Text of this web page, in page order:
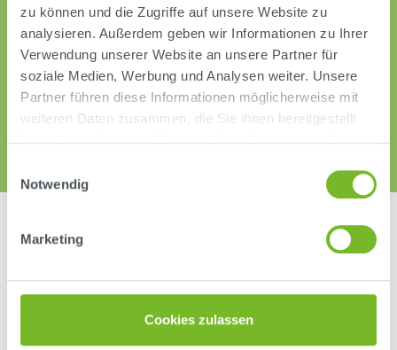
zu können und die Zugriffe auf unsere Website zu
analysieren. Außerdem geben wir Informationen zu Ihrer
Verwendung unserer Website an unsere Partner für
soziale Medien, Werbung und Analysen weiter. Unsere
Partner führen diese Informationen möglicherweise mit
weiteren Daten zusammen, die Sie ihnen bereitgestellt
Notwendig
Marketing
Cookies zulassen
Downloads